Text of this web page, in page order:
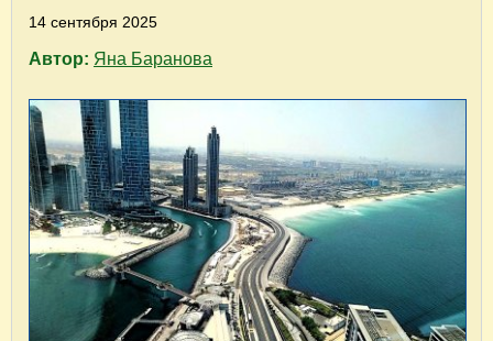
14 сентября 2025
Автор: Яна Баранова